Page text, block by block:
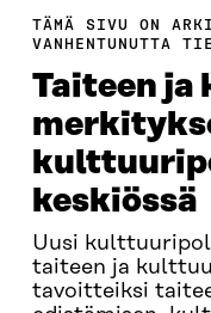
TÄMÄ SIVU ON
VANHENTUNUTTA
Taiteen
keskiössä
Uusi
taiteen ja
tavoitteiksi